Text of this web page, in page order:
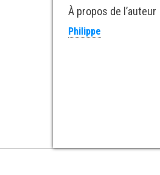
À propos de l’auteur
Philippe